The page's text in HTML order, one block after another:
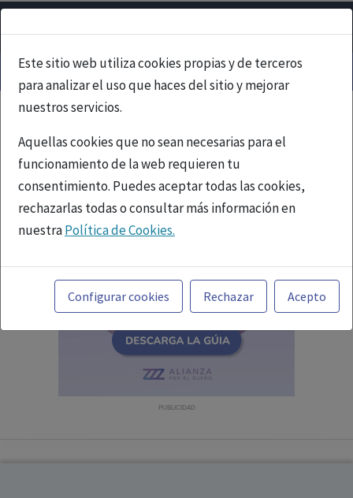
Este sitio web utiliza cookies propias y de terceros
para analizar el uso que haces del sitio y mejorar
nuestros servicios.
Aquellas cookies que no sean necesarias para el
funcionamiento de la web requieren tu
consentimiento. Puedes aceptar todas las cookies,
rechazarlas todas o consultar más información en
nuestraPolítica de Cookies.
Toda la información incluida en la Página Web está
referida a productos del mercado español y, por
tanto, dirigida a profesionales sanitarios legalmente
facultados para prescribir o dispensar medicamentos
con ejercicio profesional. La información técnica de los
fármacos se facilita a título meramente informativo,
Configurar cookies Rechazar Acepto
PUBLICIDAD